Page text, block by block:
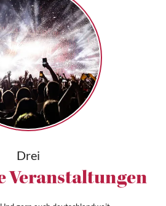
Drei
Veranstaltungen